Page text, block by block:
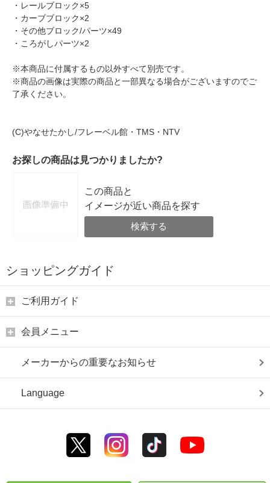
・レールブロック×5
・カーブブロック×2
・その他ブロック/パーツ×49
・ころがしパーツ×2
※本商品に付属するもの以外すべて別売です。
※商品の画像は実際の商品と一部異なる場合がございますのでご
了承ください。
(C)やなせたかし/フレーベル館・TMS・NTV
お探しの商品は見つかりましたか?
この商品と
イメージが近い商品を探す
検索する
ショッピングガイド
ご利用ガイド
会員メニュー
メーカーからの重要なお知らせ
Language